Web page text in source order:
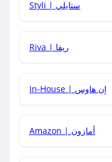
مع العروض الأخرى؟
Styli | ستايلي
Riva | ريفا
In-House | إن هاوس
Amazon | أمازون